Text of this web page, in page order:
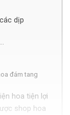
dịp
đám tang
hoa tiện lợi
shop hoa